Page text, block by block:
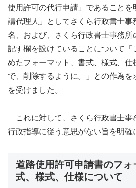
使用許可の代行申請」であることを
請代理人」としてさくら行政書士事
名、および、さくら行政書士事務所
記す欄を設けていることについて「
めたフォーマット、書式、様式、仕
で、削除するように。」との作為を
を受けました。
これに対して、さくら行政書士事
行政指導に従う意思がない旨を明確
道路使用許可申請書のフォ
式、様式、仕様について